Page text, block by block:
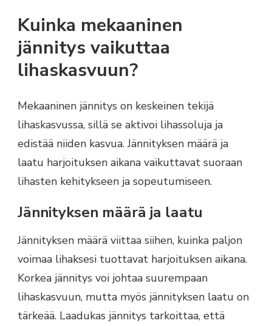
Kuinka mekaaninen
jännitys vaikuttaa
lihaskasvuun?
Mekaaninen jännitys on keskeinen tekijä
lihaskasvussa, sillä se aktivoi lihassoluja ja
edistää niiden kasvua. Jännityksen määrä ja
laatu harjoituksen aikana vaikuttavat suoraan
lihasten kehitykseen ja sopeutumiseen.
Jännityksen määrä ja laatu
Jännityksen määrä viittaa siihen, kuinka paljon
voimaa lihaksesi tuottavat harjoituksen aikana.
Korkea jännitys voi johtaa suurempaan
lihaskasvuun, mutta myös jännityksen laatu on
tärkeää. Laadukas jännitys tarkoittaa, että